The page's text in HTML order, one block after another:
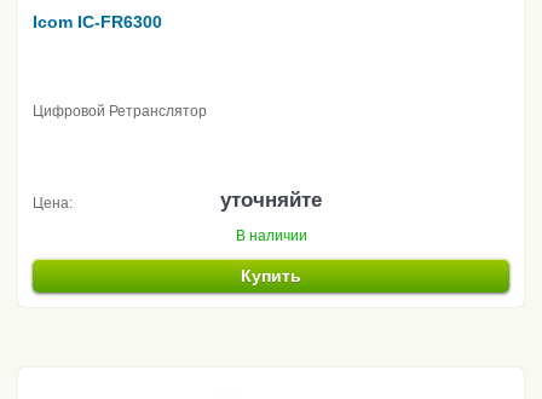
Icom IC-FR6300
Цифровой Ретранслятор
Цена: уточняйте
В наличии
Купить